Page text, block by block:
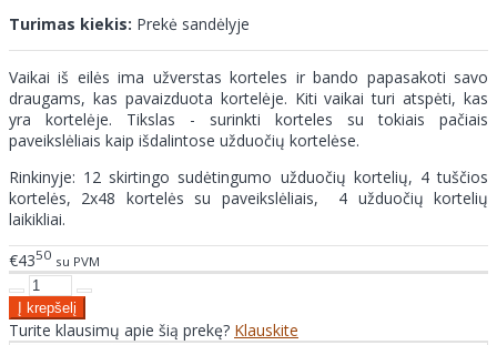
Turimas kiekis: Prekė sandėlyje
Vaikai iš eilės ima užverstas korteles ir bando papasakoti savo
draugams, kas pavaizduota kortelėje. Kiti vaikai turi atspėti, kas
yra kortelėje. Tikslas - surinkti korteles su tokiais pačiais
paveikslėliais kaip išdalintose užduočių kortelėse.
Rinkinyje: 12 skirtingo sudėtingumo užduočių kortelių, 4 tuščios
kortelės, 2x48 kortelės su paveikslėliais, 4 užduočių kortelių
laikikliai.
€4350 su PVM
Turite klausimų apie šią prekę? Klauskite